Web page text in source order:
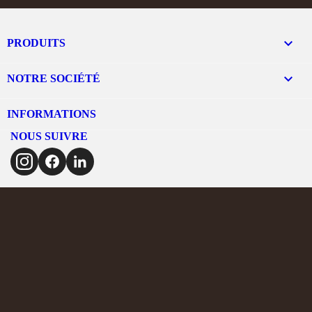
PRODUITS 
NOTRE SOCIÉTÉ 
INFORMATIONS
NOUS SUIVRE